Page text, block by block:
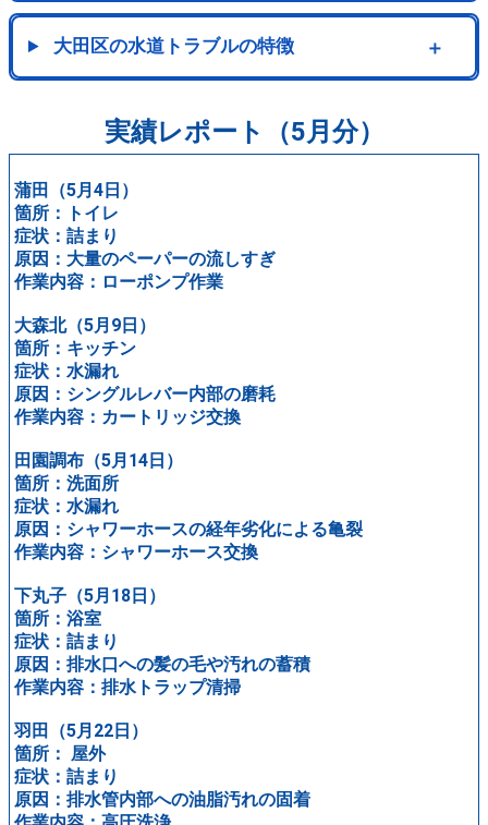
大田区の水道トラブルの特徴 ＋
実績レポート（5月分）
蒲田（5月4日）
箇所：トイレ
症状：詰まり
原因：大量のペーパーの流しすぎ
作業内容：ローポンプ作業
大森北（5月9日）
箇所：キッチン
症状：水漏れ
原因：シングルレバー内部の磨耗
作業内容：カートリッジ交換
田園調布（5月14日）
箇所：洗面所
症状：水漏れ
原因：シャワーホースの経年劣化による亀裂
作業内容：シャワーホース交換
下丸子（5月18日）
箇所：浴室
症状：詰まり
原因：排水口への髪の毛や汚れの蓄積
作業内容：排水トラップ清掃
羽田（5月22日）
箇所： 屋外
症状：詰まり
原因：排水管内部への油脂汚れの固着